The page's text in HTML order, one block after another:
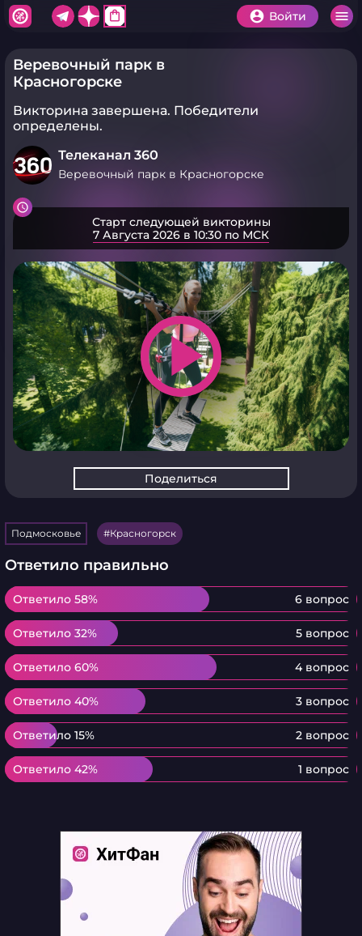
shopping_bag Войти
Веревочный парк в
Красногорске
Викторина завершена. Победители
определены.
Телеканал 360
Веревочный парк в Красногорске
Старт следующей викторины
7 Августа 2026 в 10:30 по МСК
play_arrow
Поделиться
Подмосковье Красногорск
Ответило правильно
Ответило 58% 6 вопрос
Ответило 58%
Ответило 32% 5 вопрос
Ответило 32%
Ответило 60% 4 вопрос
Ответило 60%
Ответило 40% 3 вопрос
Ответило 40%
Ответило 15% 2 вопрос
Ответило 15%
Ответило 42% 1 вопрос
Ответило 42%